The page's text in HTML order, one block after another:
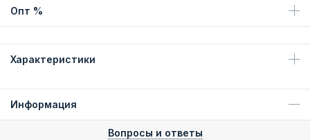
Опт %
Характеристики
Информация
Вопросы и ответы